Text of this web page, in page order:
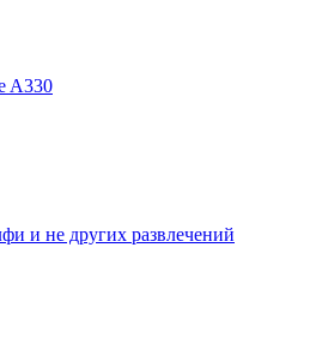
A330
и не других развлечений